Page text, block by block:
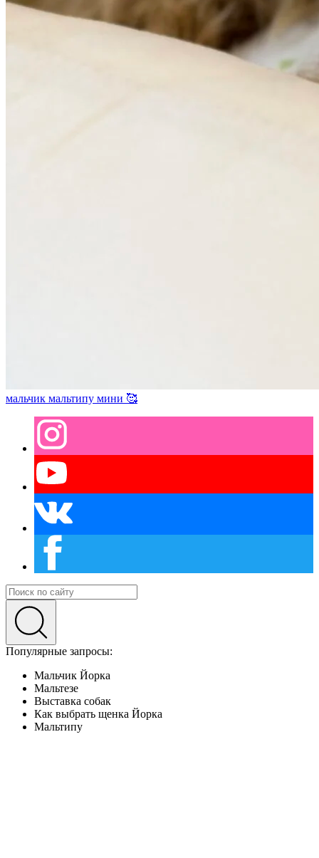
мальчик мальтипу мини 🥰
Популярные запросы:
Мальчик Йорка
Мальтезе
Выставка собак
Как выбрать щенка Йорка
Мальтипу